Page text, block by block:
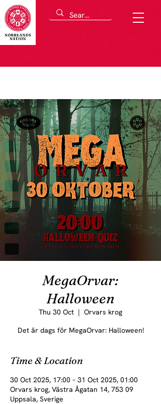
MegaOrvar:
Halloween
Thu 30 Oct
  |
Orvars krog
Det är dags för MegaOrvar: Halloween!
Time & Location
30 Oct 2025, 17:00 – 31 Oct 2025, 01:00
Orvars krog, Västra Ågatan 14, 753 09
Uppsala, Sverige